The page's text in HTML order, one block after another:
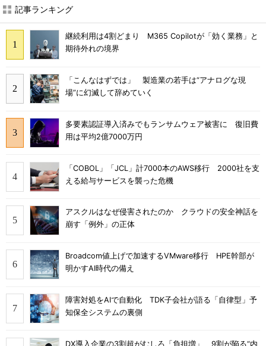
記事ランキング
継続利用は4割どまり M365 Copilotが「効く業務」と
期待外れの境界
「こんなはずでは」 製造業の若手は“アナログな現
場”に幻滅して辞めていく
多要素認証導入済みでもランサムウェア被害に 復旧費
用は平均2億7000万円
「COBOL」「JCL」計7000本のAWS移行 2000社を支
える給与サービスを襲った危機
アスクルはなぜ侵害されたのか クラウドの安全神話を
崩す「例外」の正体
Broadcom値上げで加速するVMware移行 HPE幹部が
明かすAI時代の備え
障害対処をAIで自動化 TDK子会社が語る「自律型」予
知保全システムの裏側
DX導入企業の3割超がむしろ「負担増」 9割が陥る“内